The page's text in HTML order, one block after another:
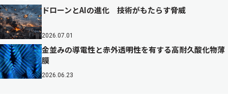
ドローンとAIの進化 技術がもたらす脅威
2026.07.01
金並みの導電性と赤外透明性を有する高耐久酸化物薄
膜
2026.06.23